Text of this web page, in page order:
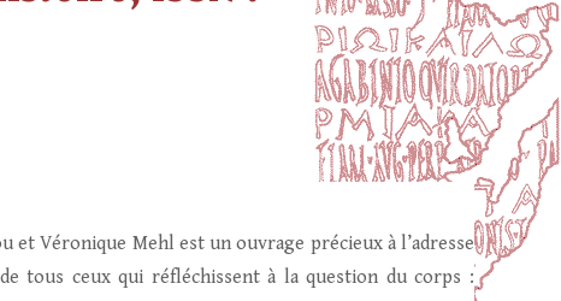
et Véronique Mehl est un ouvrage précieux à l’adresse
tous ceux qui réfléchissent à la question du corps :